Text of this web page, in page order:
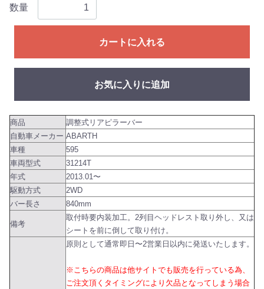
数量
カートに入れる
お気に入りに追加
商品
調整式リアピラーバー
自動車メーカー ABARTH
車種
595
車両型式
31214T
年式
2013.01〜
駆動方式
2WD
バー長さ
840mm
備考
取付時要内装加工。2列目ヘッドレスト取り外し、又は
シートを前に倒して取り付け。
原則として通常即日〜2営業日以内に発送いたします。
※こちらの商品は他サイトでも販売を行っている為、
ご注文頂くタイミングにより欠品となってしまう場合